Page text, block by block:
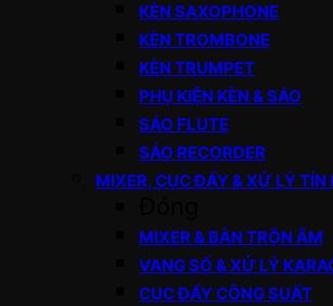
KÈN SAXOPHONE
KÈN TROMBONE
KÈN TRUMPET
PHỤ KIỆN KÈN & SÁO
SÁO FLUTE
SÁO RECORDER
MIXER, CỤC ĐẨY & XỬ LÝ TÍN
MIXER & BÀN TRỘN ÂM
VANG SỐ & XỬ LÝ
CỤC ĐẨY CÔNG SUẤT